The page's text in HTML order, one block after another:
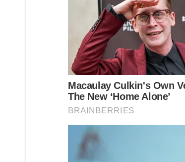
หลังจากเข้าเว็บแล้วให้กดตรงที่ “ราคาประเ